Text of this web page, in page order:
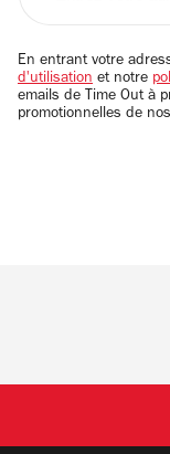
email
En entrant votre
d'utilisation et notre
emails de Time Out à
promotionnelles de